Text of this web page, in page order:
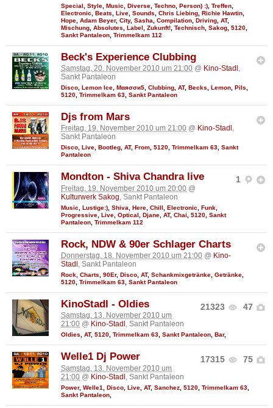
Special Style Music Diverse Techno Person) :) Treffen
Electronic
Beats Live Sounds Chris Liebing Richie Hawtin
Hope Adam Beyer, City, Sasha Compilation Driving AT,
Mischung Absolutes Label Zukunft! Technisch Sakog 5120
Sankt Pantaleon Trimmelkam 112
Beck's Experience Clubbing
Samstag, 20. November 2010 um 21:00 @ Kino-Stadl ,
Sankt Pantaleon
Disco Lemon Ice Мαяσσи5 Clubbing AT, Becks Lemon Pils
5120 Trimmelkam 63 Sankt Pantaleon
Djs from Mars
Freitag, 19. November 2010 um 21:00 @ Kino-Stadl ,
Sankt Pantaleon
Disco, Live, Bootleg, AT, From, 5120, Trimmelkam 63, Sankt
Pantaleon
1
Mondton - Shiva Chandra live
Freitag, 19. November 2010 um 20:00 @
Kulturwerk Sakog , Sankt Pantaleon
Music Lustige:) Shiva Here Chill Electronic Funk
Progressive Live Optical Djane AT, Chai 5120 Sankt
Pantaleon Trimmelkam 112
Rock, NDW & 90er Schlager Charts
Donnerstag, 18. November 2010 um 21:00 @ Kino-
Stadl , Sankt Pantaleon
Rock Charts 90Er, Disco AT, Schankmixgetränke Getränke
5120 Trimmelkam 63 Sankt Pantaleon
21323 47
KinoStadl - Oldies
Samstag, 13. November 2010 um
21:00 @ Kino-Stadl , Sankt Pantaleon
Oldies, AT, 5120, Trimmelkam 63, Sankt Pantaleon, Bar,
17315 75
Welle1 Dj Power
Samstag, 13. November 2010 um
21:00 @ Kino-Stadl, Sankt Pantaleon
Power, Welle1 Disco Live AT, Sanchez 5120 Trimmelkam 63
Sankt Pantaleon